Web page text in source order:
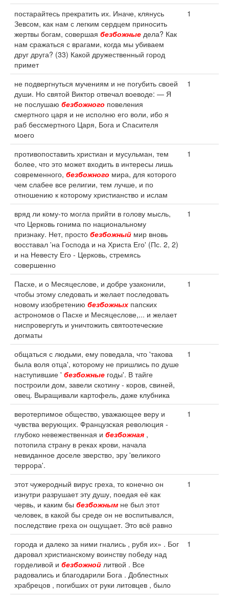
постарайтесь прекратить их. Иначе, клянусь
Зевсом, как нам с легким сердцем приносить
жертвы богам, совершая безбожные дела? Как
нам сражаться с врагами, когда мы убиваем
друг друга? (33) Какой дружественный город
примет
1
не подвергнуться мучениям и не погубить своей
души. Но святой Виктор отвечал воеводе: — Я
не послушаю безбожного повеления
смертного царя и не исполню его воли, ибо я
раб бессмертного Царя, Бога и Спасителя
моего
1
противопоставить христиан и мусульман, тем
более, что это может входить в интересы лишь
современного, безбожного мира, для которого
чем слабее все религии, тем лучше, и по
отношению к которому христианство и ислам
1
вряд ли кому-то могла прийти в голову мысль,
что Церковь гонима по национальному
признаку. Нет, просто безбожный мир вновь
восставал 'на Господа и на Христа Его' (Пс. 2, 2)
и на Невесту Его - Церковь, стремясь
совершенно
1
Пасхе, и о Месяцеслове, и добре узаконили,
чтобы этому следовать и желает последовать
новому изобретению безбожных папских
астрономов о Пасхе и Месяцеслове,... и желает
ниспровергуть и уничтожить святоотеческие
догматы
1
общаться с людьми, ему поведала, что 'такова
была воля отца', которому не пришлись по душе
наступившие ' безбожные годы'. В тайге
построили дом, завели скотину - коров, свиней,
овец. Выращивали картофель, даже клубника
1
веротерпимое общество, уважающее веру и
чувства верующих. Французская революция -
глубоко невежественная и безбожная ,
потопила страну в реках крови, начала
невиданное доселе зверство, эру 'великого
террора'.
1
этот чужеродный вирус греха, то конечно он
изнутри разрушает эту душу, поедая её как
червь, и каким бы безбожным не был этот
человек, в какой бы среде он не воспитывался,
последствие греха он ощущает. Это всё равно
1
города и далеко за ними гнались , рубя их» . Бог
даровал христианскому воинству победу над
горделивой и безбожной литвой . Все
радовались и благодарили Бога . Доблестных
храбрецов , погибших от руки литовцев , было
1